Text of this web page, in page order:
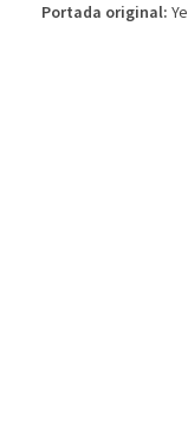
Portada original: